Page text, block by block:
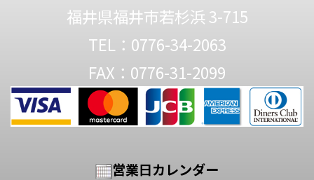
福井県福井市若杉浜 3-715
TEL：0776-34-2063
FAX：0776-31-2099
営業日カレンダー